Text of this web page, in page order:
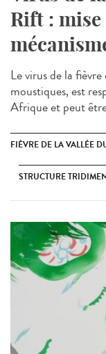
Rift : mise
Le virus de la
moustiques, est
Afrique et peut
FIÈVRE DE LA VALLÉE
STRUCTURE